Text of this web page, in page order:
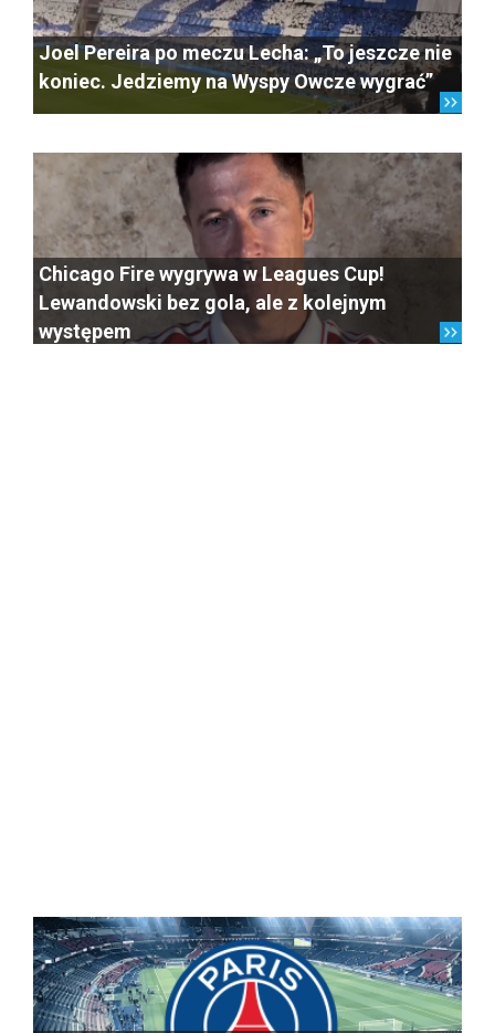
Joel Pereira po meczu Lecha: „To jeszcze nie
koniec. Jedziemy na Wyspy Owcze wygrać”
Chicago Fire wygrywa w Leagues Cup!
Lewandowski bez gola, ale z kolejnym
występem